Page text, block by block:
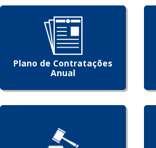
Plano de Contratações
Anual